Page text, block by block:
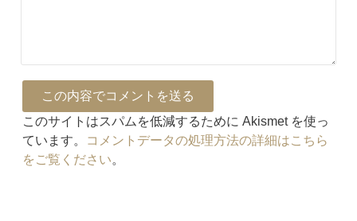
このサイトはスパムを低減するために Akismet を使っ
ています。
コメントデータの処理方法の詳細はこちら
をご覧ください。